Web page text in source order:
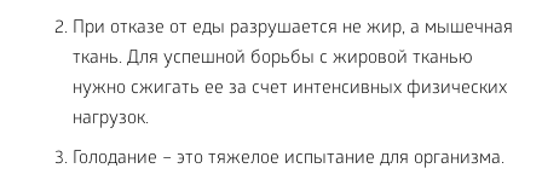
При отказе от еды разрушается не жир, а мышечная
ткань. Для успешной борьбы с жировой тканью
нужно сжигать ее за счет интенсивных физических
нагрузок.
Голодание – это тяжелое испытание для организма.